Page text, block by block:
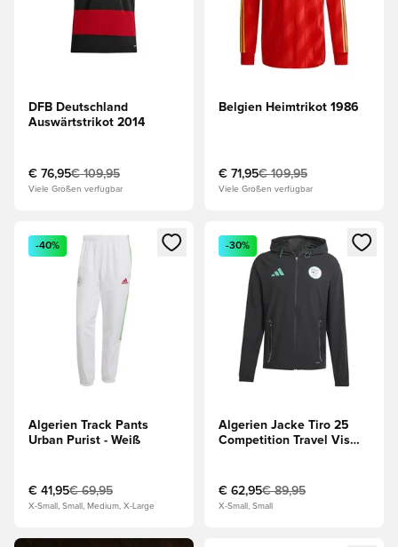
DFB Deutschland
Auswärtstrikot 2014
€ 76,95€ 109,95
Viele Größen verfügbar
Belgien Heimtrikot 1986
€ 71,95€ 109,95
Viele Größen verfügbar
Öffnet ein Fenster zum Anmelden oder Registrieren als
-40%
Algerien Track Pants
Urban Purist - Weiß
€ 41,95€ 69,95
X-Small, Small, Medium, X-Large
Öffnet ein Fenster zum
-30%
Algerien Jacke Tiro 25
Competition Travel Vis
€ 62,95€ 89,95
X-Small, Small